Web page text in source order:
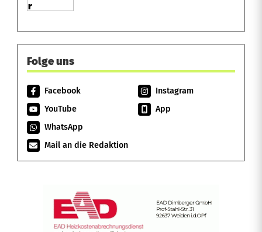
Folge uns
Facebook
Instagram
YouTube
App
WhatsApp
Mail an die Redaktion